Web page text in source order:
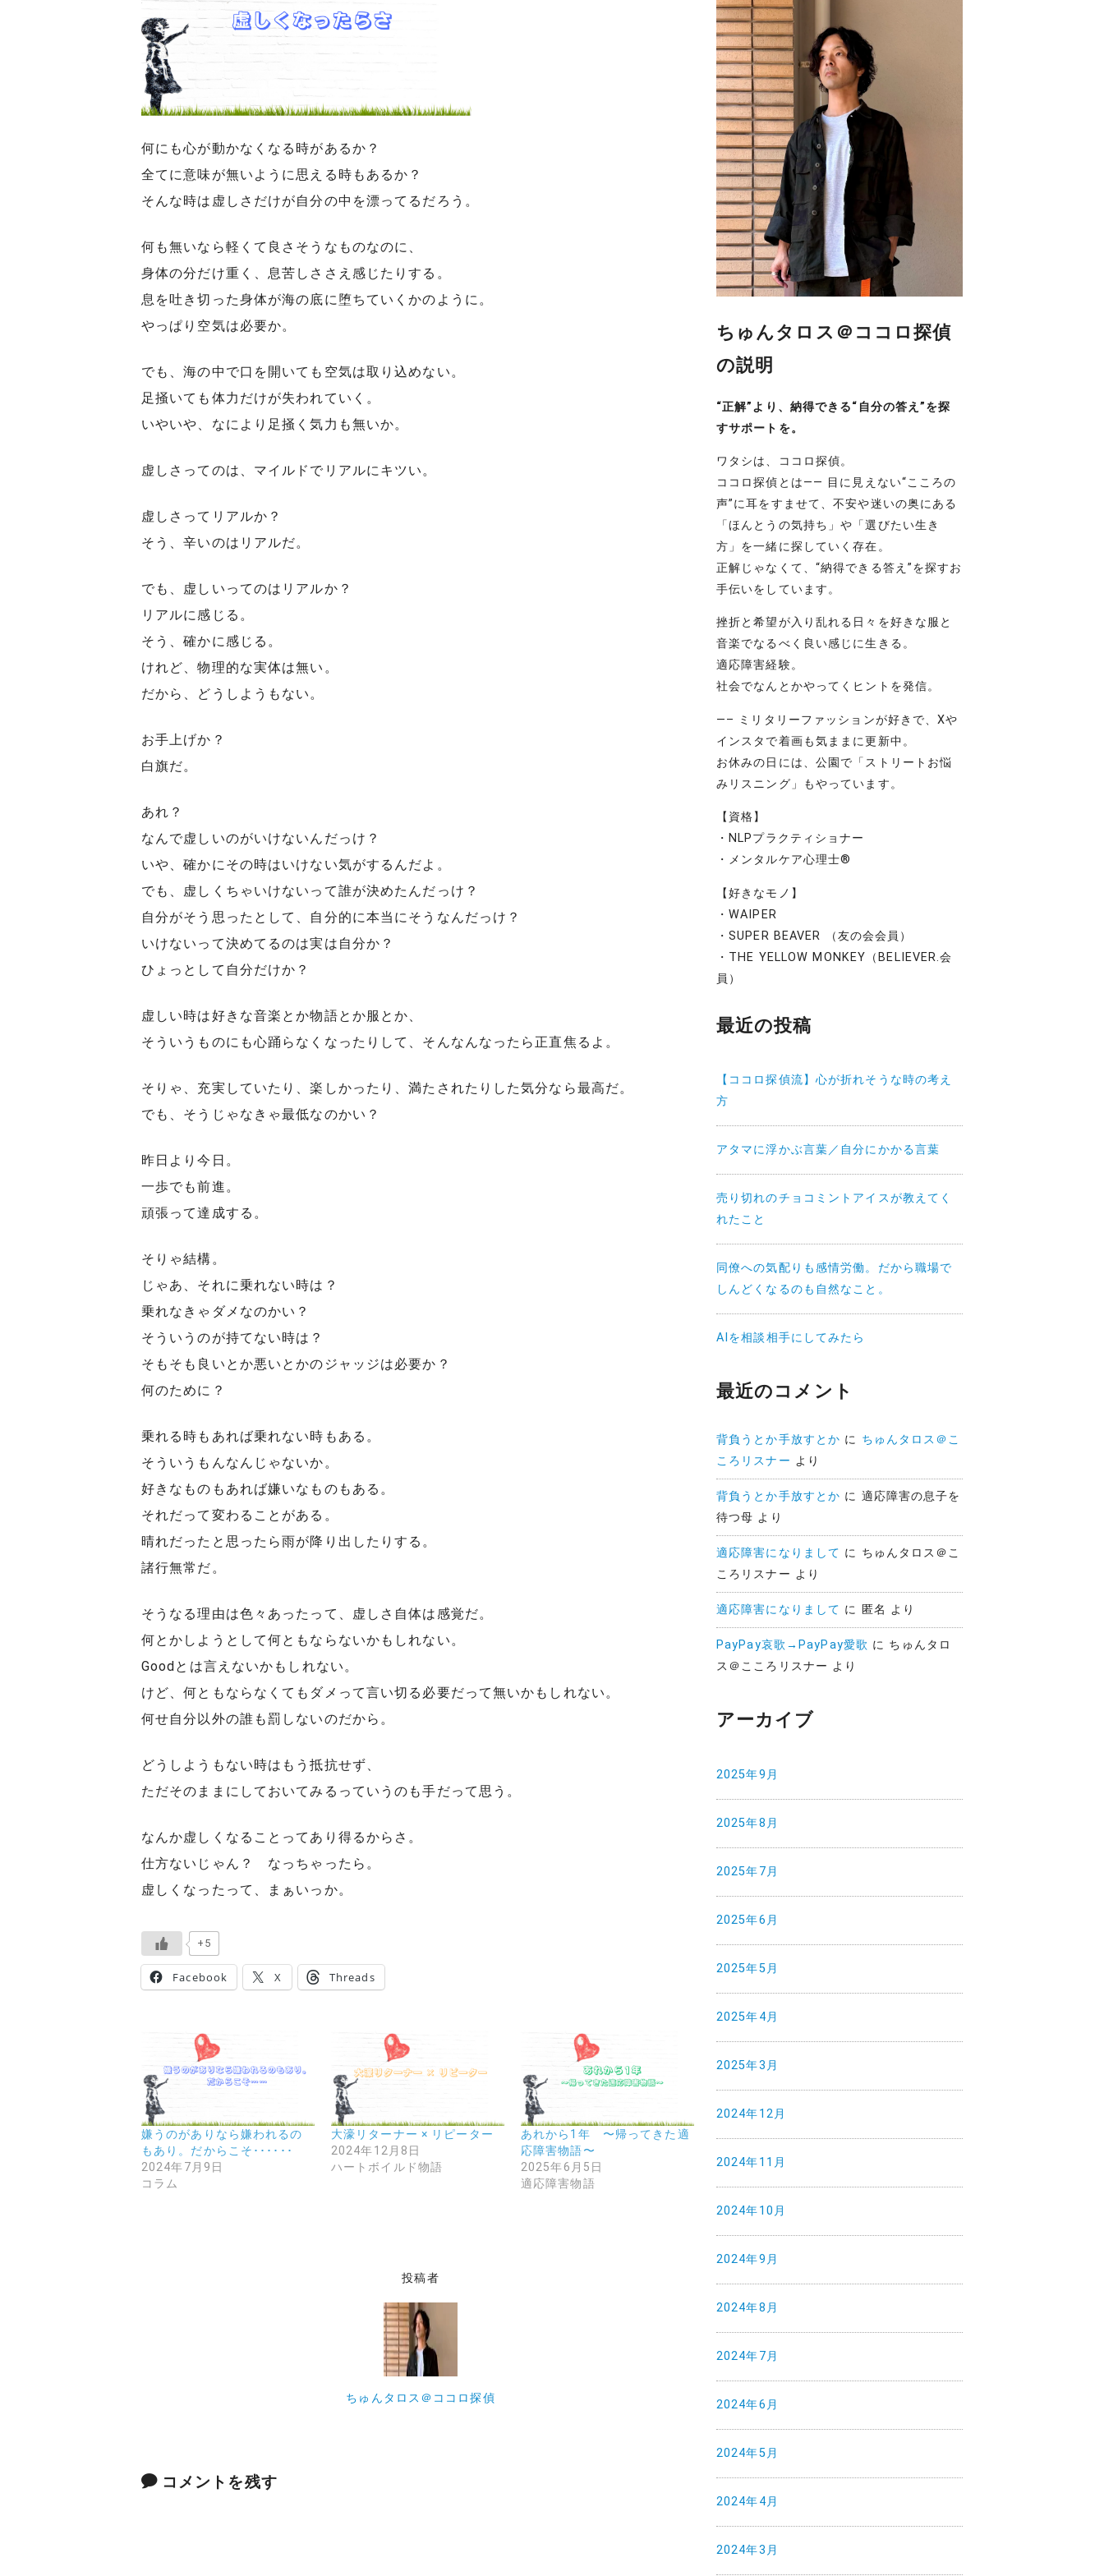
何にも心が動かなくなる時があるか？
全てに意味が無いように思える時もあるか？
そんな時は虚しさだけが自分の中を漂ってるだろう。
何も無いなら軽くて良さそうなものなのに、
身体の分だけ重く、息苦しささえ感じたりする。
息を吐き切った身体が海の底に堕ちていくかのように。
やっぱり空気は必要か。
でも、海の中で口を開いても空気は取り込めない。
足掻いても体力だけが失われていく。
いやいや、なにより足掻く気力も無いか。
虚しさってのは、マイルドでリアルにキツい。
虚しさってリアルか？
そう、辛いのはリアルだ。
でも、虚しいってのはリアルか？
リアルに感じる。
そう、確かに感じる。
けれど、物理的な実体は無い。
だから、どうしようもない。
お手上げか？
白旗だ。
あれ？
なんで虚しいのがいけないんだっけ？
いや、確かにその時はいけない気がするんだよ。
でも、虚しくちゃいけないって誰が決めたんだっけ？
自分がそう思ったとして、自分的に本当にそうなんだっけ？
いけないって決めてるのは実は自分か？
ひょっとして自分だけか？
虚しい時は好きな音楽とか物語とか服とか、
そういうものにも心踊らなくなったりして、そんなんなったら正直焦るよ。
そりゃ、充実していたり、楽しかったり、満たされたりした気分なら最高だ。
でも、そうじゃなきゃ最低なのかい？
昨日より今日。
一歩でも前進。
頑張って達成する。
そりゃ結構。
じゃあ、それに乗れない時は？
乗れなきゃダメなのかい？
そういうのが持てない時は？
そもそも良いとか悪いとかのジャッジは必要か？
何のために？
乗れる時もあれば乗れない時もある。
そういうもんなんじゃないか。
好きなものもあれば嫌いなものもある。
それだって変わることがある。
晴れだったと思ったら雨が降り出したりする。
諸行無常だ。
そうなる理由は色々あったって、虚しさ自体は感覚だ。
何とかしようとして何ともならないかもしれない。
Goodとは言えないかもしれない。
けど、何ともならなくてもダメって言い切る必要だって無いかもしれない。
何せ自分以外の誰も罰しないのだから。
どうしようもない時はもう抵抗せず、
ただそのままにしておいてみるっていうのも手だって思う。
なんか虚しくなることってあり得るからさ。
仕方ないじゃん？ なっちゃったら。
虚しくなったって、まぁいっか。
+5
Facebook X Threads
嫌うのがありなら嫌われるの
もあり。だからこそ･･････
2024年7月9日
コラム
大濠リターナー × リピーター
2024年12月8日
ハートボイルド物語
あれから1年 〜帰ってきた適
応障害物語〜
2025年6月5日
適応障害物語
投稿者
ちゅんタロス＠ココロ探偵
コメントを残す
ちゅんタロス＠ココロ探偵
の説明
“正解”より、納得できる“自分の答え”を探
すサポートを。
ワタシは、ココロ探偵。
ココロ探偵とは―― 目に見えない“こころの
声”に耳をすませて、不安や迷いの奥にある
「ほんとうの気持ち」や「選びたい生き
方」を一緒に探していく存在。
正解じゃなくて、“納得できる答え”を探すお
手伝いをしています。
挫折と希望が入り乱れる日々を好きな服と
音楽でなるべく良い感じに生きる。
適応障害経験。
社会でなんとかやってくヒントを発信。
—– ミリタリーファッションが好きで、Xや
インスタで着画も気ままに更新中。
お休みの日には、公園で「ストリートお悩
みリスニング」もやっています。
【資格】
・NLPプラクティショナー
・メンタルケア心理士®
【好きなモノ】
・WAIPER
・SUPER BEAVER （友の会会員）
・THE YELLOW MONKEY（BELIEVER.会
員）
最近の投稿
【ココロ探偵流】心が折れそうな時の考え
方
アタマに浮かぶ言葉／自分にかかる言葉
売り切れのチョコミントアイスが教えてく
れたこと
同僚への気配りも感情労働。だから職場で
しんどくなるのも自然なこと。
AIを相談相手にしてみたら
最近のコメント
背負うとか手放すとか に ちゅんタロス＠こ
ころリスナー より
背負うとか手放すとか に 適応障害の息子を
待つ母 より
適応障害になりまして に ちゅんタロス＠こ
ころリスナー より
適応障害になりまして に 匿名 より
PayPay哀歌→PayPay愛歌 に ちゅんタロ
ス＠こころリスナー より
アーカイブ
2025年9月
2025年8月
2025年7月
2025年6月
2025年5月
2025年4月
2025年3月
2024年12月
2024年11月
2024年10月
2024年9月
2024年8月
2024年7月
2024年6月
2024年5月
2024年4月
2024年3月